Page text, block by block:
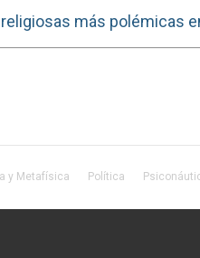
más polémicas
y Metafísica Política